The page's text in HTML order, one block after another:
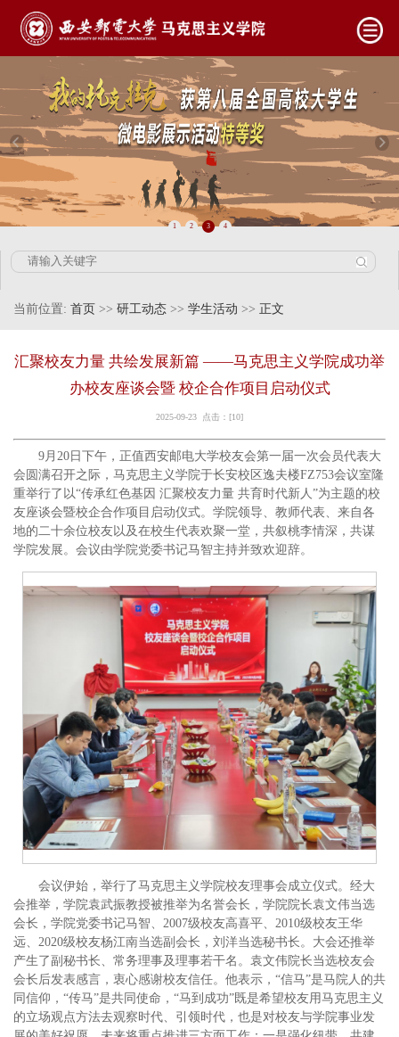
1 2 3 4
当前位置: 首页 >> 研工动态 >> 学生活动 >> 正文
汇聚校友力量 共绘发展新篇 ——马克思主义学院成功举
办校友座谈会暨 校企合作项目启动仪式
2025-09-23 点击：[10]
9月20日下午，正值西安邮电大学校友会第一届一次会员代表大
会圆满召开之际，马克思主义学院于长安校区逸夫楼FZ753会议室隆
重举行了以“传承红色基因 汇聚校友力量 共育时代新人”为主题的校
友座谈会暨校企合作项目启动仪式。学院领导、教师代表、来自各
地的二十余位校友以及在校生代表欢聚一堂，共叙桃李情深，共谋
学院发展。会议由学院党委书记马智主持并致欢迎辞。
会议伊始，举行了马克思主义学院校友理事会成立仪式。经大
会推举，学院袁武振教授被推举为名誉会长，学院院长袁文伟当选
会长，学院党委书记马智、2007级校友高喜平、2010级校友王华
远、2020级校友杨江南当选副会长，刘洋当选秘书长。大会还推举
产生了副秘书长、常务理事及理事若干名。袁文伟院长当选校友会
会长后发表感言，衷心感谢校友信任。他表示，“信马”是马院人的共
同信仰，“传马”是共同使命，“马到成功”既是希望校友用马克思主义
的立场观点方法去观察时代、引领时代，也是对校友与学院事业发